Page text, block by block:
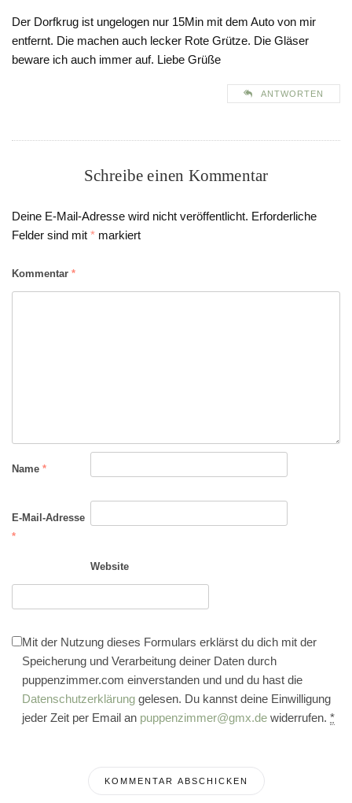
Der Dorfkrug ist ungelogen nur 15Min mit dem Auto von mir
entfernt. Die machen auch lecker Rote Grütze. Die Gläser
beware ich auch immer auf. Liebe Grüße
ANTWORTEN
Schreibe einen Kommentar
Deine E-Mail-Adresse wird nicht veröffentlicht. Erforderliche
Felder sind mit * markiert
Kommentar *
Name *
E-Mail-Adresse
*
Website
Mit der Nutzung dieses Formulars erklärst du dich mit der
Speicherung und Verarbeitung deiner Daten durch
puppenzimmer.com einverstanden und und du hast die
Datenschutzerklärung gelesen. Du kannst deine Einwilligung
jeder Zeit per Email an puppenzimmer@gmx.de widerrufen. *